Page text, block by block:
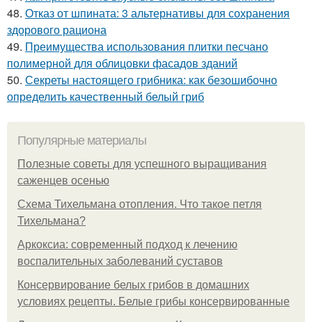
48. Отказ от шпината: 3 альтернативы для сохранения
здорового рациона
49. Преимущества использования плитки песчано
полимерной для облицовки фасадов зданий
50. Секреты настоящего грибника: как безошибочно
определить качественный белый гриб
Популярные материалы
Полезные советы для успешного выращивания
саженцев осенью
Схема Тихельмана отопления. Что такое петля
Тихельмана?
Аркоксиа: современный подход к лечению
воспалительных заболеваний суставов
Консервирование белых грибов в домашних
условиях рецепты. Белые грибы консервированные